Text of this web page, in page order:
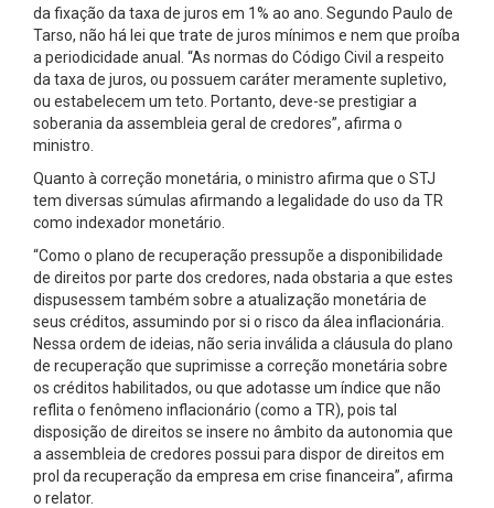
da fixação da taxa de juros em 1% ao ano. Segundo Paulo de
Tarso, não há lei que trate de juros mínimos e nem que proíba
a periodicidade anual. “As normas do Código Civil a respeito
da taxa de juros, ou possuem caráter meramente supletivo,
ou estabelecem um teto. Portanto, deve-se prestigiar a
soberania da assembleia geral de credores”, afirma o
ministro.
Quanto à correção monetária, o ministro afirma que o STJ
tem diversas súmulas afirmando a legalidade do uso da TR
como indexador monetário.
“Como o plano de recuperação pressupõe a disponibilidade
de direitos por parte dos credores, nada obstaria a que estes
dispusessem também sobre a atualização monetária de
seus créditos, assumindo por si o risco da álea inflacionária.
Nessa ordem de ideias, não seria inválida a cláusula do plano
de recuperação que suprimisse a correção monetária sobre
os créditos habilitados, ou que adotasse um índice que não
reflita o fenômeno inflacionário (como a TR), pois tal
disposição de direitos se insere no âmbito da autonomia que
a assembleia de credores possui para dispor de direitos em
prol da recuperação da empresa em crise financeira”, afirma
o relator.